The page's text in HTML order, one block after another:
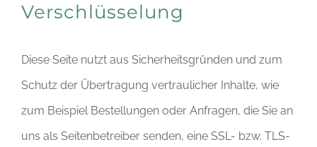
Verschlüsselung
Diese Seite nutzt aus Sicherheitsgründen und zum
Schutz der Übertragung vertraulicher Inhalte, wie
zum Beispiel Bestellungen oder Anfragen, die Sie an
uns als Seitenbetreiber senden, eine SSL- bzw. TLS-